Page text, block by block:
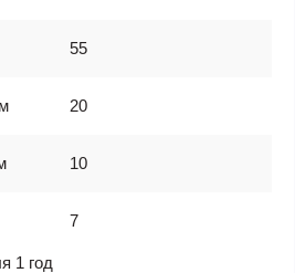
55
20
10
7
1 год